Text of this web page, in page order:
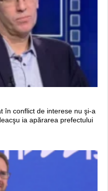
în conflict de interese nu şi-a
ia apărarea prefectului